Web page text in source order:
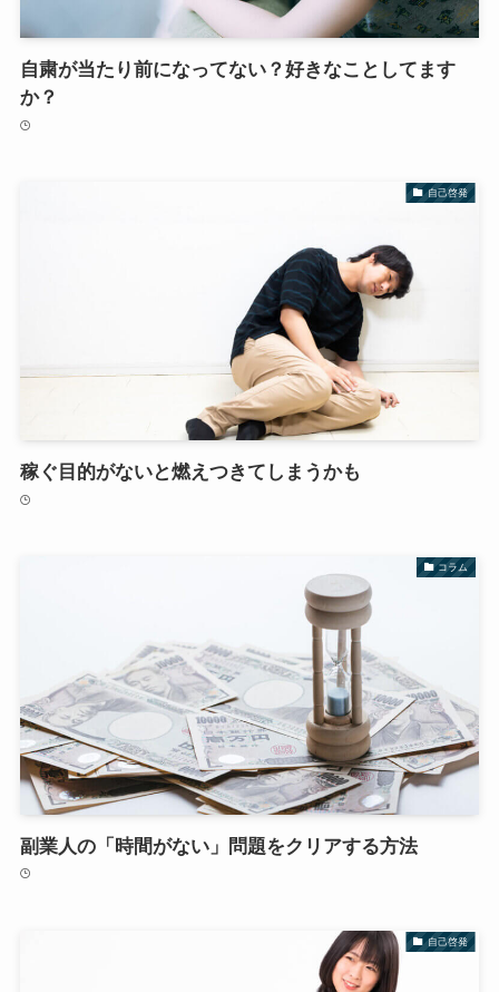
自粛が当たり前になってない？好きなことしてます
か？
自己啓発
稼ぐ目的がないと燃えつきてしまうかも
コラム
副業人の「時間がない」問題をクリアする方法
自己啓発